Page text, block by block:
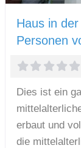
Haus in
Personen
Dies ist ein
erbaut und
die